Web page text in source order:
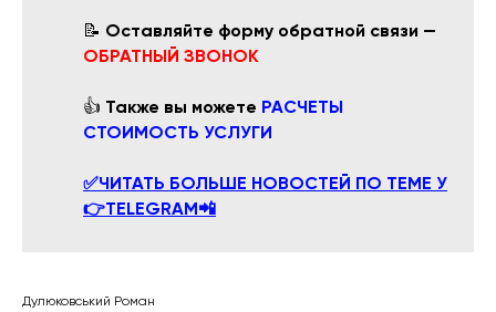
📝 Оставляйте форму обратной связи —
ОБРАТНЫЙ ЗВОНОК
👍 Также вы можете РАСЧЕТЫ
СТОИМОСТЬ УСЛУГИ
✅ЧИТАТЬ БОЛЬШЕ НОВОСТЕЙ ПО ТЕМЕ У
👉TELEGRAM📲
Дулюковський Роман